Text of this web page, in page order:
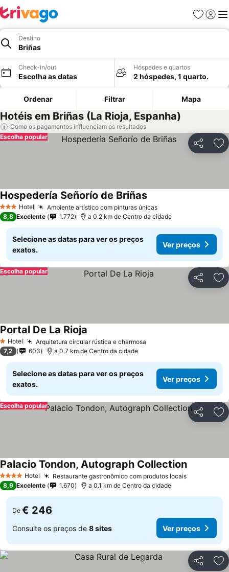
Favoritos
Iniciar
Destino
Briñas
Check-in/out
Escolha as datas
Hóspedes e quartos
2 hóspedes, 1 quarto.
Ordenar Filtrar Mapa
Hotéis em Briñas (La Rioja, Espanha)
Como os pagamentos influenciam os resultados
Partilhar
Escolha popular
3 EstrelasHotel Ambiente artístico com pinturas únicas
Hospedería Señorío de Briñas
8,8 Excelente 1.772 a 0.2 km de Centro da cidade
Selecione as datas para ver os preços
exatos.
Ver preços
Partilhar
Escolha popular
1 Estrelas
Hotel Arquitetura circular rústica e charmosa
Portal De La Rioja
7,2 603 a 0.7 km de Centro da cidade
Selecione as datas para ver os preços
exatos.
Ver preços
Partilhar
Escolha popular
4 EstrelasHotel Restaurante gastronômico com produtos locais
Palacio Tondon, Autograph Collection
8,9 Excelente 1.670 a 0.1 km de Centro da cidade
De € 246
Consulte os preços de 8 sites Ver preços
Partilhar